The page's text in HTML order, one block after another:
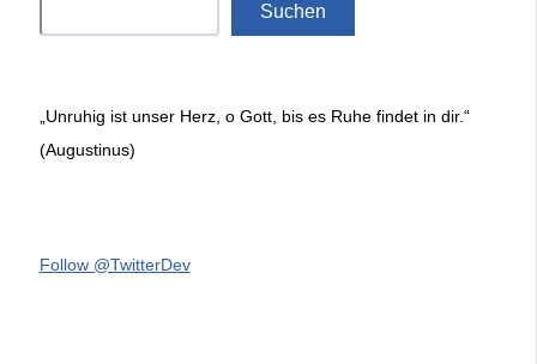
Suchen
„Unruhig ist unser Herz, o Gott, bis es Ruhe findet in dir.“
(Augustinus)
Follow @TwitterDev